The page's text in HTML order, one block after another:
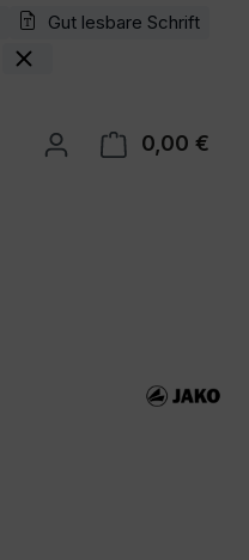
Gut lesbare Schrift
0,00 €